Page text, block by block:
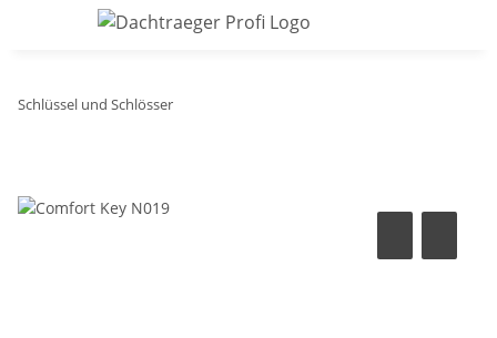
Schlüssel und Schlösser